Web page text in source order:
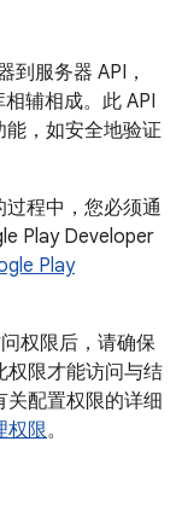
到服务器 API，
辅相成。此 API
能，如安全地验证
程中，您必须通
Play Developer
Play
权限后，请确保
权限才能访问与结
关配置权限的详细
权限。